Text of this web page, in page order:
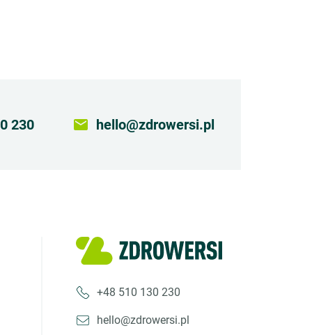
230 email hello@zdrowersi.pl
+48 510 130 230
hello@zdrowersi.pl